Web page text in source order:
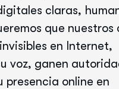
claras,
que nuestros
en Internet,
voz, ganen
presencia online en